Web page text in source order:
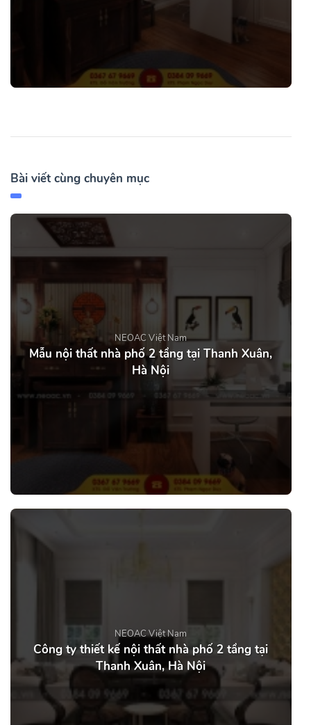
Bài viết cùng chuyên mục
NEOAC Việt Nam
Mẫu nội thất nhà phố 2 tầng tại Thanh Xuân,
Hà Nội
NEOAC Việt Nam
Công ty thiết kế nội thất nhà phố 2 tầng tại
Thanh Xuân, Hà Nội